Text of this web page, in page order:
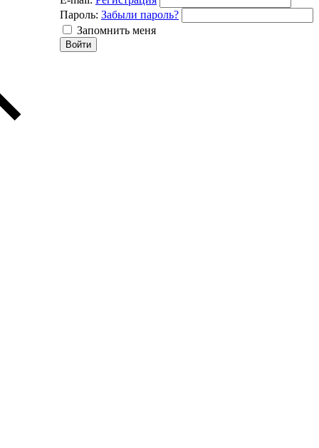
Пароль: Забыли пароль?
Запомнить меня